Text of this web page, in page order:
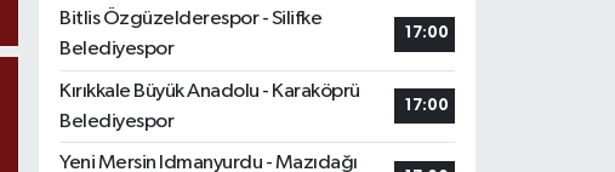
Bitlis Özgüzelderespor - Silifke
Belediyespor
17:00
Kırıkkale Büyük Anadolu - Karaköprü
Belediyespor
17:00
Yeni Mersin Idmanyurdu - Mazıdağı